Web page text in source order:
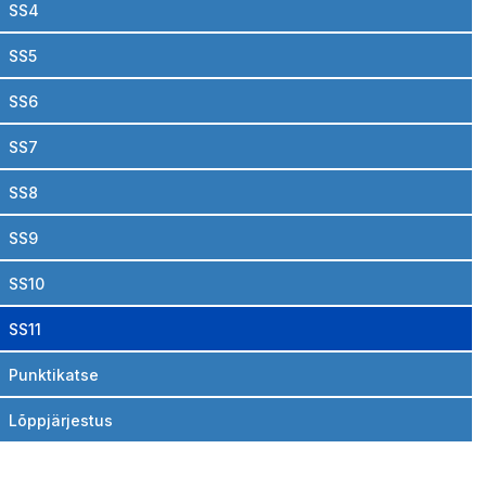
SS4
SS5
SS6
SS7
SS8
SS9
SS10
SS11
Punktikatse
Lõppjärjestus